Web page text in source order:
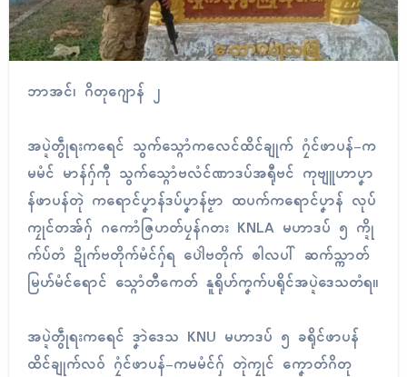
ဘာအၚ်၊ ဂိတုဂျောန် ၂
အပ္ဍဲတွဵုရးကရေၚ် သွက်သ္ဂောံကလေၚ်ထိၚ်ချုက် ဂၠံၚ်ဖာပန်-က
မမံၚ် မာန်ဂှ်ကီု သွက်သ္ဂောံဗလံၚ်ဏာဒပ်အရီုဗၚ် ကုဗျူဟာပၞာ
န်ဖာပန်တုဲ ကရောၚ်ပၞာန်ဒပ်ပၞာန်ဗၟာ ထပက်ကရောၚ်ပၞာန် လုပ်
ကၠုၚ်တအ်ဂှ် ဂကောံဇြဟတ်ပၠန်ဂတး KNLA မဟာဒပ် ၅ က္ဍို
က်ပ်တံ ဍိုက်ဗတိုက်မံၚ်ဂှ်ရ ပေါဲဗတိုက် ၜါလပါ် ဆက်သ္ကာတ်
မြဟ်မံၚ်ရောၚ် သ္ဂောံတီကေတ် နူရိုဟ်ကၞက်ပရိုၚ်အပ္ဍဲဒေသတံရ။
အပ္ဍဲတွဵုရးကရေၚ် ဒၞာဲဒေသ KNU မဟာဒပ် ၅ ခရိုၚ်ဖာပန်
ထိၚ်ချုက်လဝ် ဂၠံၚ်ဖာပန်-ကမမံၚ်ဂှ် တုဲကၠုၚ် ကၞောတ်ဂိတု